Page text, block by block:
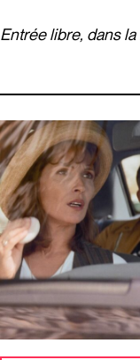
Entrée libre, dans